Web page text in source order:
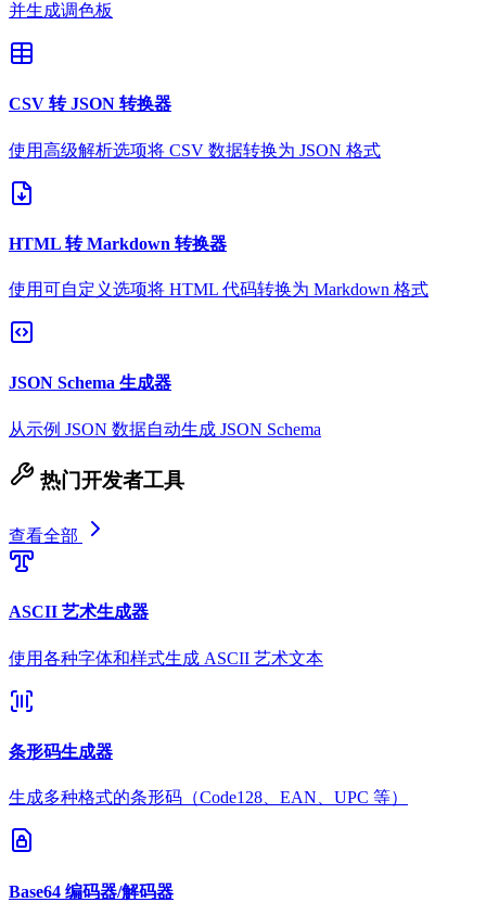
并生成调色板
CSV 转 JSON 转换器
使用高级解析选项将 CSV 数据转换为 JSON 格式
HTML 转 Markdown 转换器
使用可自定义选项将 HTML 代码转换为 Markdown 格式
JSON Schema 生成器
从示例 JSON 数据自动生成 JSON Schema
热门开发者工具
查看全部
ASCII 艺术生成器
使用各种字体和样式生成 ASCII 艺术文本
条形码生成器
生成多种格式的条形码（Code128、EAN、UPC 等）
Base64 编码器/解码器